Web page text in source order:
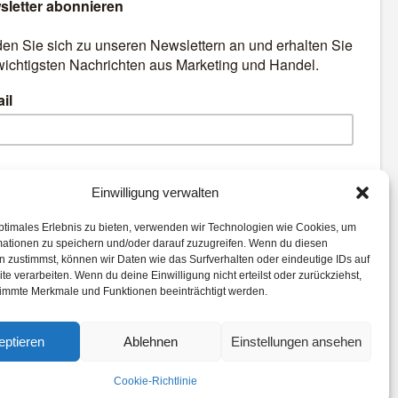
Einwilligung verwalten
Erlebnis zu bieten, verwenden wir Technologien wie Cookies, um
zu speichern und/oder darauf zuzugreifen. Wenn du diesen
zustimmst, können wir Daten wie das Surfverhalten oder eindeutige IDs auf
verarbeiten. Wenn du deine Einwilligung nicht erteilst oder zurückziehst,
Merkmale und Funktionen beeinträchtigt werden.
Ablehnen Einstellungen ansehen
Cookie-Richtlinie
Best Retail Cases: Die
besten Lösungen für Händler
Intelligenz
Payment
Corona
Logistik
Reality
Digital